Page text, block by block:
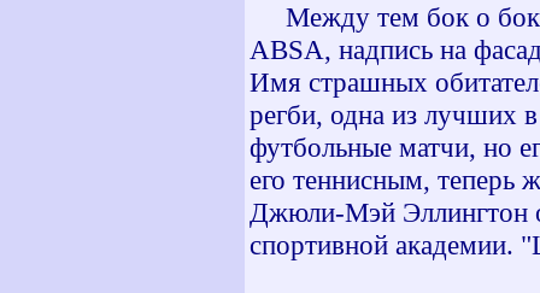
Между тем бок о бок
ABSA, надпись на
Имя страшных
регби, одна из лучших
футбольные матчи, но
его теннисным, теперь
Джюли-Мэй Эллингтон
спортивной академии.